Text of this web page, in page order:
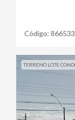
Código: 866533
TERRENO LOTE